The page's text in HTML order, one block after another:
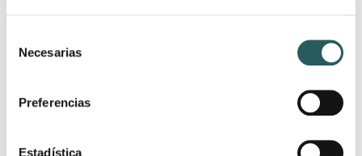
Necesarias
Preferencias
Estadística